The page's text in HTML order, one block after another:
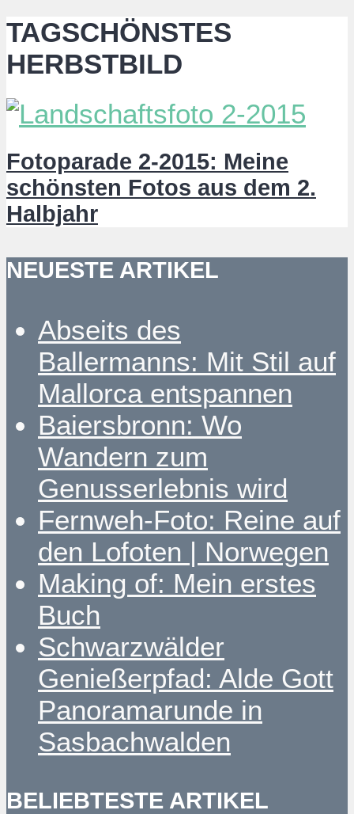
TAGSCHÖNSTES
HERBSTBILD
Fotoparade 2-2015: Meine
schönsten Fotos aus dem 2.
Halbjahr
NEUESTE ARTIKEL
Abseits des
Ballermanns: Mit Stil auf
Mallorca entspannen
Baiersbronn: Wo
Wandern zum
Genusserlebnis wird
Fernweh-Foto: Reine auf
den Lofoten | Norwegen
Making of: Mein erstes
Buch
Schwarzwälder
Genießerpfad: Alde Gott
Panoramarunde in
Sasbachwalden
BELIEBTESTE ARTIKEL